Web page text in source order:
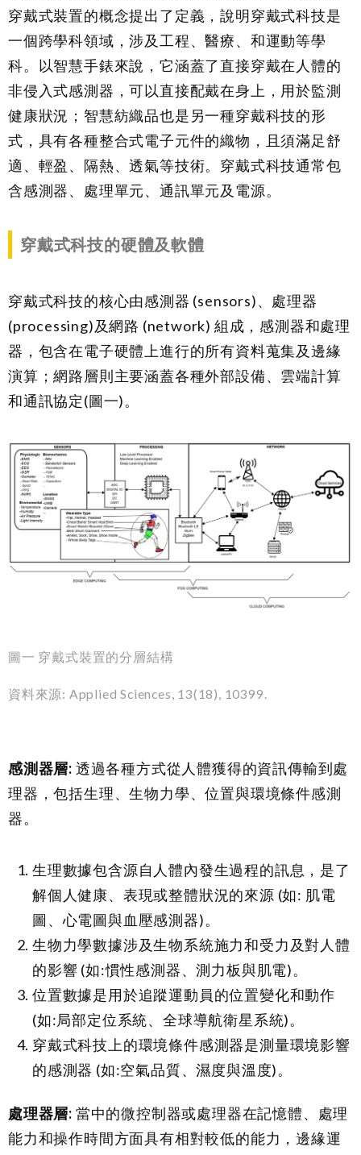
穿戴式裝置的概念提出了定義，說明穿戴式科技是
一個跨學科領域，涉及工程、醫療、和運動等學
科。以智慧手錶來說，它涵蓋了直接穿戴在人體的
非侵入式感測器，可以直接配戴在身上，用於監測
健康狀況；智慧紡織品也是另一種穿戴科技的形
式，具有各種整合式電子元件的織物，且須滿足舒
適、輕盈、隔熱、透氣等技術。穿戴式科技通常包
含感測器、處理單元、通訊單元及電源。
穿戴式科技的硬體及軟體
穿戴式科技的核心由感測器 (sensors)、處理器
(processing)及網路 (network) 組成，感測器和處理
器，包含在電子硬體上進行的所有資料蒐集及邊緣
演算；網路層則主要涵蓋各種外部設備、雲端計算
和通訊協定(圖一)。
圖一 穿戴式裝置的分層結構
資料來源: Applied Sciences, 13(18), 10399.
感測器層: 透過各種方式從人體獲得的資訊傳輸到處
理器，包括生理、生物力學、位置與環境條件感測
器。
生理數據包含源自人體內發生過程的訊息，是了
解個人健康、表現或整體狀況的來源 (如: 肌電
圖、心電圖與血壓感測器)。
生物力學數據涉及生物系統施力和受力及對人體
的影響 (如:慣性感測器、測力板與肌電)。
位置數據是用於追蹤運動員的位置變化和動作
(如:局部定位系統、全球導航衛星系統)。
穿戴式科技上的環境條件感測器是測量環境影響
的感測器 (如:空氣品質、濕度與溫度)。
處理器層: 當中的微控制器或處理器在記憶體、處理
能力和操作時間方面具有相對較低的能力，邊緣運